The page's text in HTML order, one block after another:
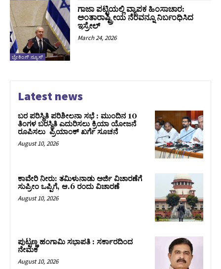
ಬ್ರೇಕಿಂಗ್ ನ್ಯೂಸ್
ಗಾಜಾ ಪಟ್ಟಿಯಲ್ಲಿ ವ್ಯಾಪಕ ಹಿಂಸಾಚಾರ:
ಅಂತಾರಾಷ್ಟ್ರೀಯ ನೆರವನ್ನೂ ನಿರ್ಬಂಧಿಸಿದ
ಇಸ್ರೇಲ್
March 24, 2026
Latest news
ಬರ ಪರಿಸ್ಥಿತಿ ಪರಿಶೀಲನಾ ಸಭೆ : ಮುಂದಿನ 10
ತಿಂಗಳ ಬರಸ್ಥಿತಿ ಎದುರಿಸಲು ಕ್ರಿಯಾ ಯೋಜನೆ
ರೂಪಿಸಲು ಪ್ರಿಯಾಂಕ್ ಖರ್ಗೆ ಸೂಚನೆ
August 10, 2026
ಕಾವೇರಿ ನೀರು: ತಮಿಳುನಾಡು ಅರ್ಜಿ ವಿಚಾರಣೆಗೆ
ಸುಪ್ರೀಂ ಒಪ್ಪಿಗೆ, ಆ.6 ರಂದು ವಿಚಾರಣೆ
August 10, 2026
ಪುಟ್ಟಣ್ಣ ಹಂಗಾಮಿ ಸಭಾಪತಿ : ಸರ್ಕಾರದಿಂದ
ನೇಮಕ
August 10, 2026